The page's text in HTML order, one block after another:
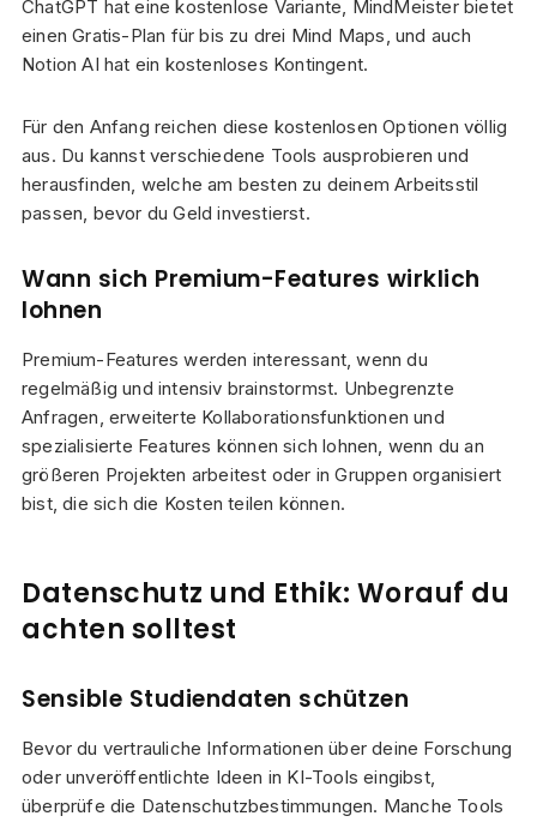
ChatGPT hat eine kostenlose Variante, MindMeister bietet
einen Gratis-Plan für bis zu drei Mind Maps, und auch
Notion AI hat ein kostenloses Kontingent.
Für den Anfang reichen diese kostenlosen Optionen völlig
aus. Du kannst verschiedene Tools ausprobieren und
herausfinden, welche am besten zu deinem Arbeitsstil
passen, bevor du Geld investierst.
Wann sich Premium-Features wirklich
lohnen
Premium-Features werden interessant, wenn du
regelmäßig und intensiv brainstormst. Unbegrenzte
Anfragen, erweiterte Kollaborationsfunktionen und
spezialisierte Features können sich lohnen, wenn du an
größeren Projekten arbeitest oder in Gruppen organisiert
bist, die sich die Kosten teilen können.
Datenschutz und Ethik: Worauf du
achten solltest
Sensible Studiendaten schützen
Bevor du vertrauliche Informationen über deine Forschung
oder unveröffentlichte Ideen in KI-Tools eingibst,
überprüfe die Datenschutzbestimmungen. Manche Tools